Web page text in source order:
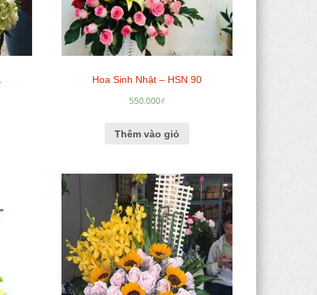
Hoa Sinh Nhật – HSN 90
550.000₫
Thêm vào giỏ